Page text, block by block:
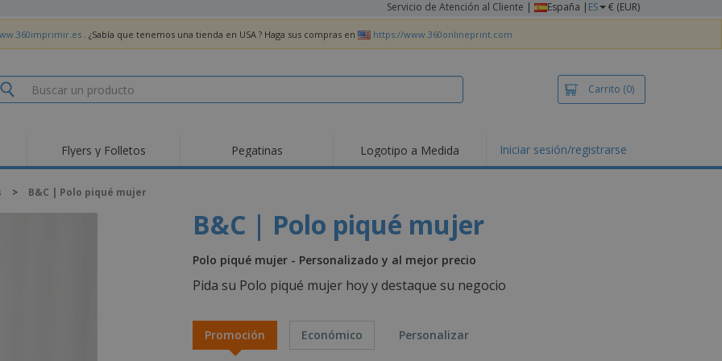
Servicio de Atención al Cliente | España | ES € (EUR)
. ¿Sabía que tenemos una tienda en USA ? Haga sus compras en https://www.360onlineprint.com
Carrito (0)
Tendencias
y guiones
Equipos y suministros
para servicio de
Desechables
Relojes de pulsera
Medallas
Comida y Dulces
Bordados
libre
Trabajo desde casa
Regalos
personalizados
Productos ecológicos
Flyers y Folletos Pegatinas Logotipo a Medida Iniciar sesión/registrarse
> B&C | Polo piqué mujer
B&C | Polo piqué mujer
Polo piqué mujer - Personalizado y al mejor precio
Pida su Polo piqué mujer hoy y destaque su negocio
Promoción Económico Personalizar